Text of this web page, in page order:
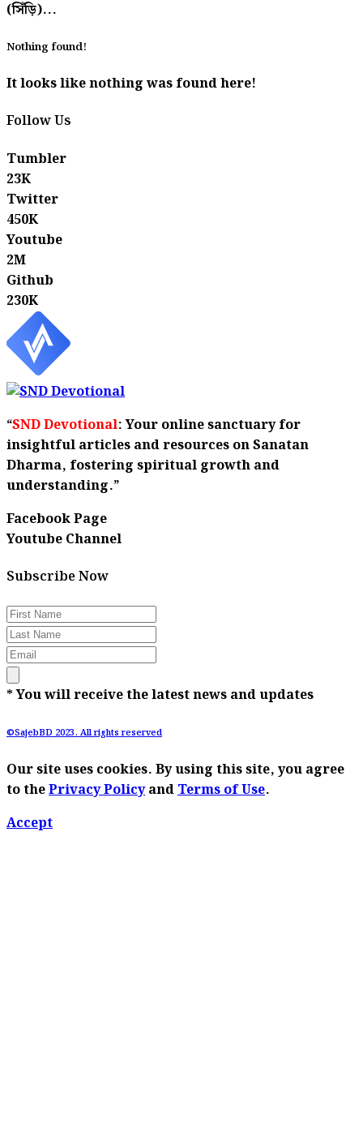
(সিঁড়ি)...
Nothing found!
It looks like nothing was found here!
Follow Us
Tumbler
23K
Twitter
450K
Youtube
2M
Github
230K
“SND Devotional: Your online sanctuary for
insightful articles and resources on Sanatan
Dharma, fostering spiritual growth and
understanding.”
Facebook Page
Youtube Channel
Subscribe Now
* You will receive the latest news and updates
©SajebBD 2023. All rights reserved
Our site uses cookies. By using this site, you agree
to thePrivacy PolicyandTerms of Use.
Accept